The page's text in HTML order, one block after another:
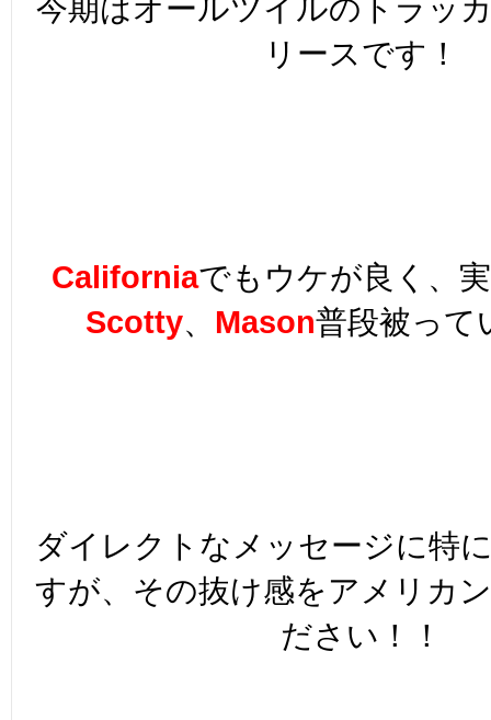
今期はオールツイルのトラッ
リースです！
Californiaでもウケが良く、
Scotty、 Mason普段被って
ダイレクトなメッセージに特
すが、その抜け感をアメリカ
ださい！！